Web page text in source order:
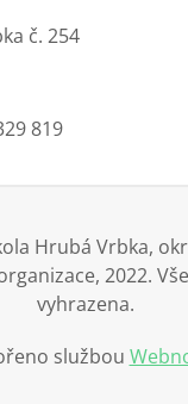
č. 254
819
Hrubá Vrbka,
2022.
vyhrazena.
službou